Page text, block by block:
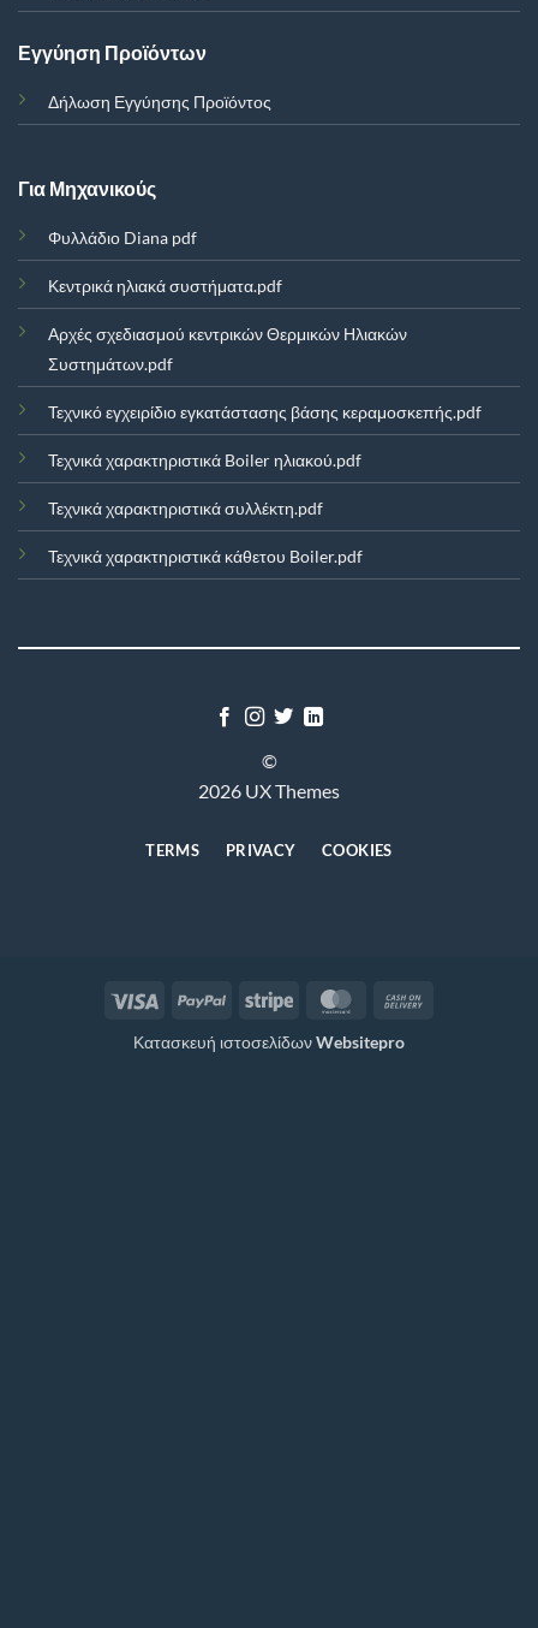
Εγγύηση Προϊόντων
Δήλωση Εγγύησης Προϊόντος
Για Μηχανικούς
Φυλλάδιο Diana pdf
Κεντρικά ηλιακά συστήματα.pdf
Αρχές σχεδιασμού κεντρικών Θερμικών Ηλιακών
Συστημάτων.pdf
Τεχνικό εγχειρίδιο εγκατάστασης βάσης κεραμοσκεπής.pdf
Τεχνικά χαρακτηριστικά Boiler ηλιακού.pdf
Τεχνικά χαρακτηριστικά συλλέκτη.pdf
Τεχνικά χαρακτηριστικά κάθετου Boiler.pdf
©
2026 UX Themes
TERMS PRIVACY COOKIES
Visa PayPal Stripe MasterCard
Κατασκευή ιστοσελίδωνWebsitepro